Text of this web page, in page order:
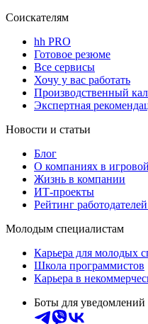
Соискателям
hh PRO
Готовое резюме
Все сервисы
Хочу у вас работать
Производственный
Экспертная
Новости и статьи
Блог
О компаниях в
Жизнь в компании
ИТ-проекты
Рейтинг
Молодым специалистам
Карьера для молодых
Школа программистов
Карьера в
Боты для уведомлений